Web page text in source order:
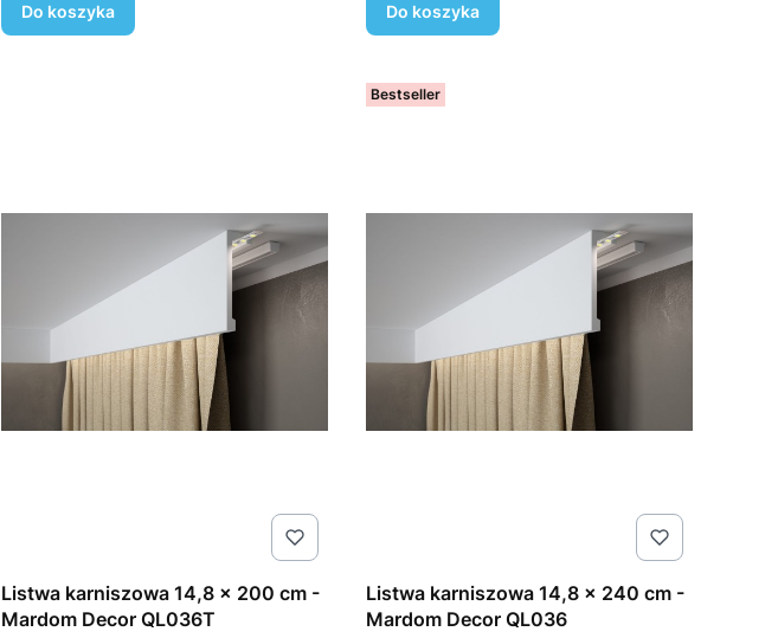
Do koszyka Do koszyka
Listwa karniszowa 14,8 x 200 cm -
Mardom Decor QL036T
Bestseller
Listwa karniszowa 14,8 x 240 cm -
Mardom Decor QL036